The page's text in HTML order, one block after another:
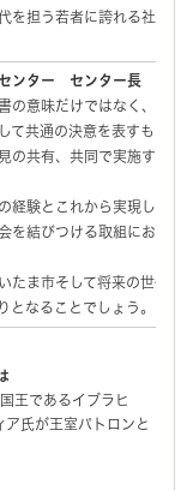
を担う若者に誇れる社会を
センター センター長 ハス
の意味だけではなく、ジョ
て共通の決意を表すものと
の共有、共同で実施する取
経験とこれから実現してい
を結びつける取組において
たま市そして将来の世代に
となることでしょう。
王であるイブラヒ
ア⽒が王室パトロンと